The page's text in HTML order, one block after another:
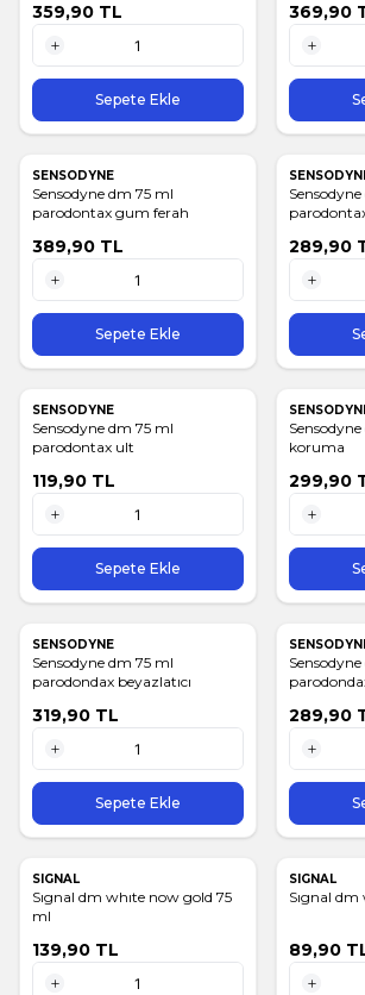
359,90 TL
1 Adet
Sepete Ekle
369,90
1 Adet
SENSODYNE
Sensodyne dm 75 ml
parodontax gum ferah
389,90 TL
1 Adet
Sepete Ekle
289,90
1 Adet
SENSODYNE
Sensodyne dm 75 ml
parodontax ult
119,90 TL
1 Adet
Sepete Ekle
koruma
299,90
1 Adet
SENSODYNE
Sensodyne dm 75 ml
parodondax beyazlatıcı
319,90 TL
1 Adet
Sepete Ekle
289,90
1 Adet
SIGNAL
Sıgnal dm whıte now gold 75
ml
139,90 TL
SIGNAL
Sıgnal dm
89,90